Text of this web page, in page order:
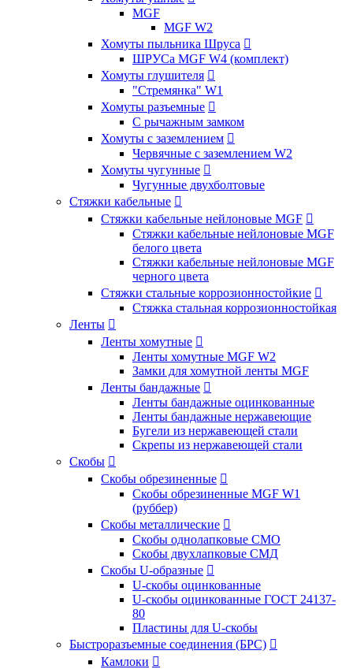
MGF
MGF W2
Хомуты пыльника Шруса 
ШРУСа MGF W4 (комплект)
Хомуты глушителя 
"Стремянка" W1
Хомуты разъемные 
С рычажным замком
Хомуты с заземлением 
Червячные с заземлением W2
Хомуты чугунные 
Чугунные двухболтовые
Стяжки кабельные 
Стяжки кабельные нейлоновые MGF 
Стяжки кабельные нейлоновые MGF
белого цвета
Стяжки кабельные нейлоновые MGF
черного цвета
Стяжки стальные коррозионностойкие 
Стяжка стальная коррозионностойкая
Ленты 
Ленты хомутные 
Ленты хомутные MGF W2
Замки для хомутной ленты MGF
Ленты бандажные 
Ленты бандажные оцинкованные
Ленты бандажные нержавеющие
Бугели из нержавеющей стали
Скрепы из нержавеющей стали
Скобы 
Скобы обрезиненные 
Скобы обрезиненные MGF W1
(руббер)
Скобы металлические 
Скобы однолапковые СМО
Скобы двухлапковые СМД
Скобы U-образные 
U-скобы оцинкованные
U-скобы оцинкованные ГОСТ 24137-
80
Пластины для U-скобы
Быстроразъемные соединения (БРС) 
Камлоки 